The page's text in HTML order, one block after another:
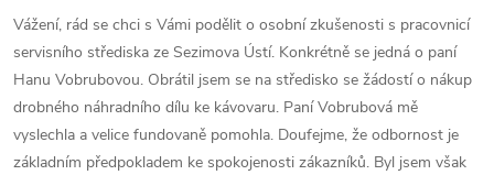
Vážení, rád se chci s Vámi podělit o osobní zkušenosti s pracovnicí
servisního střediska ze Sezimova Ústí. Konkrétně se jedná o paní
Hanu Vobrubovou. Obrátil jsem se na středisko se žádostí o nákup
drobného náhradního dílu ke kávovaru. Paní Vobrubová mě
vyslechla a velice fundovaně pomohla. Doufejme, že odbornost je
základním předpokladem ke spokojenosti zákazníků. Byl jsem však